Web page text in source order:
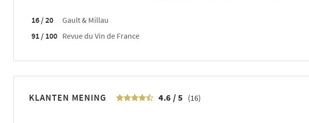
16 / 20
Gault & Millau
91 / 100 Revue du Vin de France
KLANTEN MENING 4.6 /5 (16)